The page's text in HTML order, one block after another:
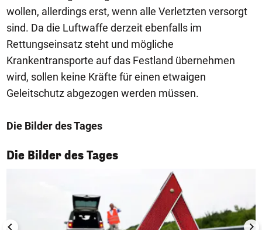
wollen, allerdings erst, wenn alle Verletzten versorgt
sind. Da die Luftwaffe derzeit ebenfalls im
Rettungseinsatz steht und mögliche
Krankentransporte auf das Festland übernehmen
wird, sollen keine Kräfte für einen etwaigen
Geleitschutz abgezogen werden müssen.
Die Bilder des Tages
Die Bilder des Tages
1/50